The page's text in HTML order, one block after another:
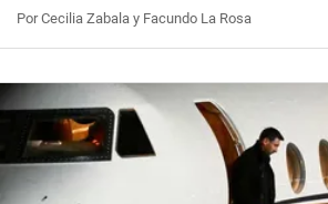
Por Cecilia Zabala y Facundo La Rosa